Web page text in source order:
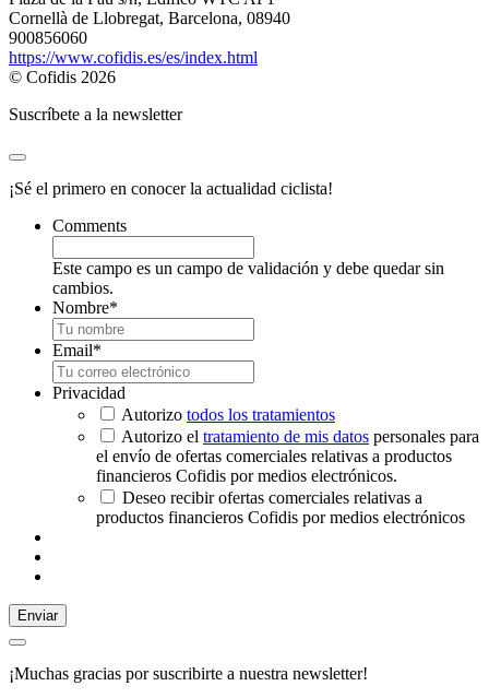
Cornellà de Llobregat, Barcelona, 08940
900856060
https://www.cofidis.es/es/index.html
© Cofidis 2026
Suscríbete a la newsletter
¡Sé el primero en conocer la actualidad ciclista!
Comments
Este campo es un campo de validación y debe quedar sin
cambios.
Nombre*
Email*
Privacidad
Autorizo todos los tratamientos
Autorizo el tratamiento de mis datos personales para
el envío de ofertas comerciales relativas a productos
financieros Cofidis por medios electrónicos.
Deseo recibir ofertas comerciales relativas a
productos financieros Cofidis por medios electrónicos
Enviar
¡Muchas gracias por suscribirte a nuestra newsletter!